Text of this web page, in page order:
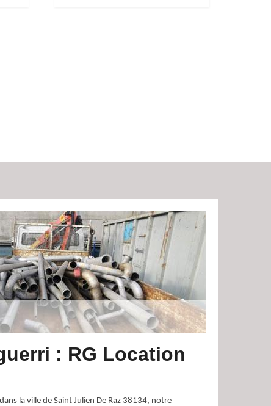
: RG Location
la ville de Saint Julien De Raz 38134, notre